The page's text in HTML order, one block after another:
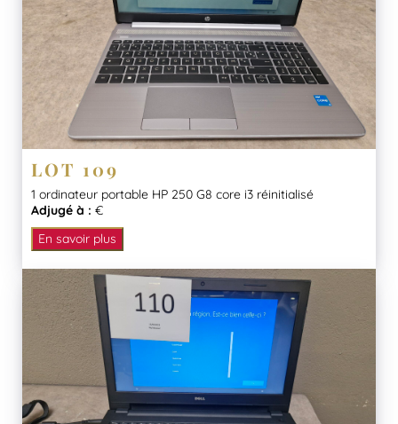
LOT 109
1 ordinateur portable HP 250 G8 core i3 réinitialisé
Adjugé à : €
En savoir plus